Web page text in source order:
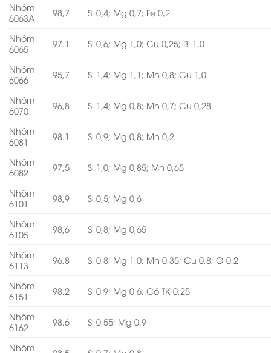
Nhôm
6063A
98,7 Si 0,4; Mg 0,7; Fe 0,2
Nhôm
6065
97.1 Si 0,6; Mg 1,0; Cu 0,25; Bi 1.0
Nhôm
6066
95,7 Si 1,4; Mg 1,1; Mn 0,8; Cu 1,0
Nhôm
6070
96,8 Si 1,4; Mg 0,8; Mn 0,7; Cu 0,28
Nhôm
6081
98.1 Si 0,9; Mg 0,8; Mn 0,2
Nhôm
6082
97,5 Si 1,0; Mg 0,85; Mn 0,65
Nhôm
6101
98,9 Si 0,5; Mg 0,6
Nhôm
6105
98,6 Si 0,8; Mg 0,65
Nhôm
6113
96,8 Si 0,8; Mg 1,0; Mn 0,35; Cu 0,8; O 0,2
Nhôm
6151
98,2 Si 0,9; Mg 0,6; Có TK 0,25
Nhôm
6162
98,6 Si 0,55; Mg 0,9
Nhôm